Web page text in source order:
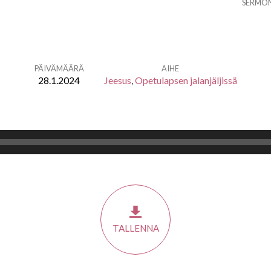
PÄIVÄMÄÄRÄ
28.1.2024
AIHE
Jeesus,Opetulapsen jalanjäljissä
TALLENNA